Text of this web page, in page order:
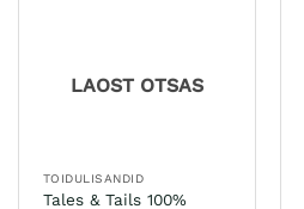
LAOST OTSAS
TOIDULISANDID
Tales & Tails 100%